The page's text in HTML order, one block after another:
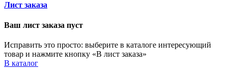
Лист заказа
Ваш лист заказа пуст
Исправить это просто: выберите в каталоге интересующий
товар и нажмите кнопку «В лист заказа»
В каталог